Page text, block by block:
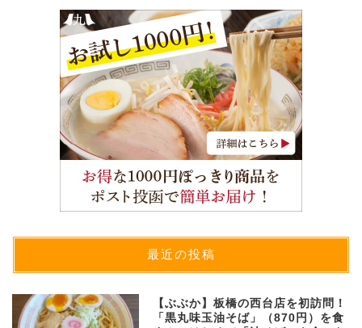
最近の投稿
【ぶぶか】板橋の西台店を初訪問！
「黒丸味玉油そば」（870円）を食